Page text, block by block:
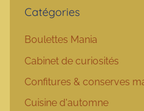
Catégories
Boulettes Mania
Cabinet de curiosités
Confitures & conserves
Cuisine d'automne